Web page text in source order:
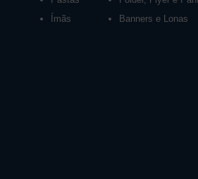
Ímãs
Banners e Lonas